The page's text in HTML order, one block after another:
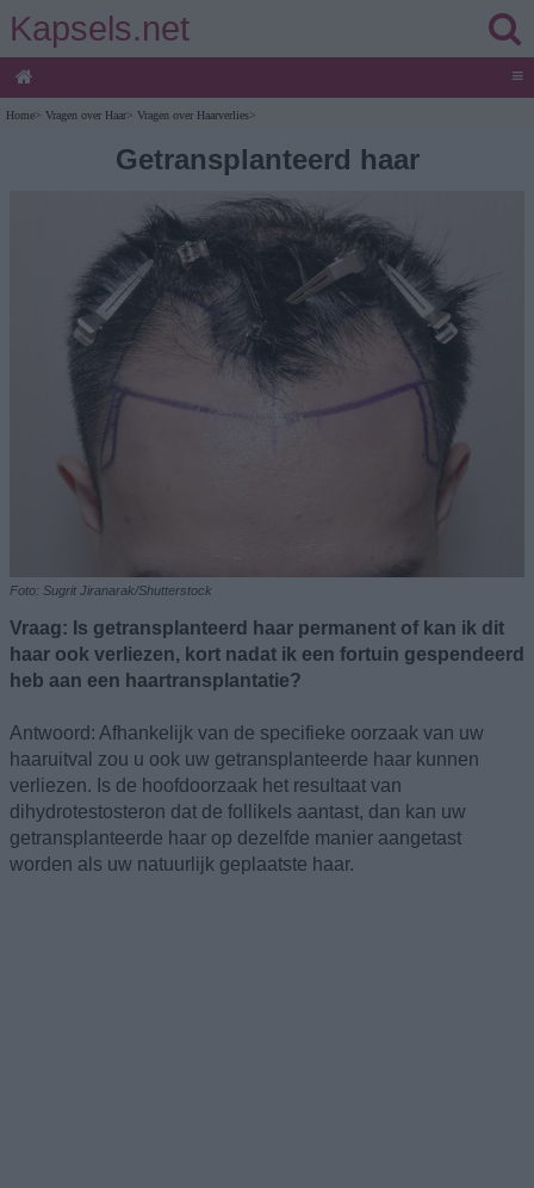
Kapsels.net
≡
Home> Vragen over Haar> Vragen over Haarverlies>
Getransplanteerd haar
Foto: Sugrit Jiranarak/Shutterstock
Vraag: Is getransplanteerd haar permanent of kan ik dit
haar ook verliezen, kort nadat ik een fortuin gespendeerd
heb aan een haartransplantatie?
Antwoord: Afhankelijk van de specifieke oorzaak van uw
haaruitval zou u ook uw getransplanteerde haar kunnen
verliezen. Is de hoofdoorzaak het resultaat van
dihydrotestosteron dat de follikels aantast, dan kan uw
getransplanteerde haar op dezelfde manier aangetast
worden als uw natuurlijk geplaatste haar.